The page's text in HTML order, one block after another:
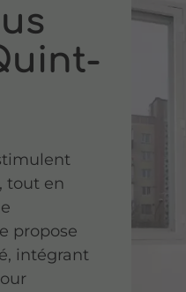
, tout en
propose
intégrant